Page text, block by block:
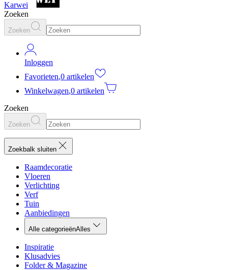
Karwei
Zoeken
Zoeken
Inloggen
Favorieten,0 artikelen
Winkelwagen,0 artikelen
Zoeken
Zoeken
Zoekbalk sluiten
Raamdecoratie
Vloeren
Verlichting
Verf
Tuin
Aanbiedingen
Alle categorieënAlles
Inspiratie
Klusadvies
Folder & Magazine